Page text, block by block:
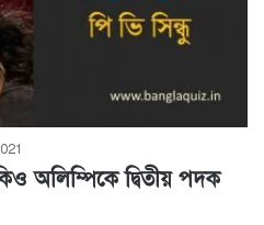
অলিম্পিকে দ্বিতীয় পদক